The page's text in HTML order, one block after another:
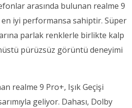
arasında bulunan realme 9
en iyi performansa sahiptir. Süper
parlak renklerle birlikte kalp
pürüzsüz görüntü deneyimi
realme 9 Pro+, Işık Geçişi
geliyor. Dahası, Dolby